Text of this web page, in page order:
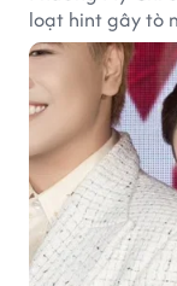
loạt hint gây tò